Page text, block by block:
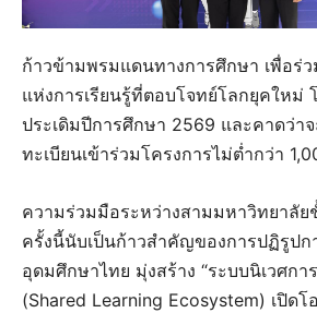
ก้าวข้ามพรมแดนทางการศึกษา เพื่อร่
แห่งการเรียนรู้ที่ตอบโจทย์โลกยุคใหม่
ประเดิมปีการศึกษา 2569 และคาดว่า
ทะเบียนเข้าร่วมโครงการไม่ต่ำกว่า
ความร่วมมือระหว่างสามมหาวิทยาลัย
ครั้งนี้นับเป็นก้าวสำคัญของการปฏิรูปก
อุดมศึกษาไทย มุ่งสร้าง “ระบบนิเวศกา
(Shared Learning Ecosystem) เปิด